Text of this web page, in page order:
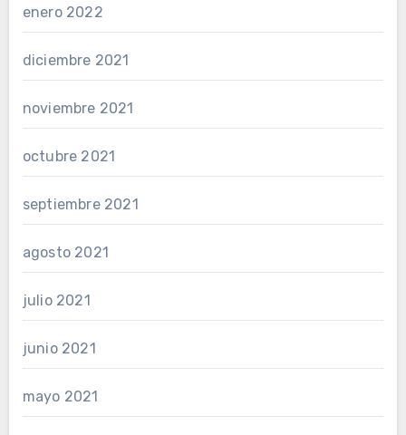
enero 2022
diciembre 2021
noviembre 2021
octubre 2021
septiembre 2021
agosto 2021
julio 2021
junio 2021
mayo 2021